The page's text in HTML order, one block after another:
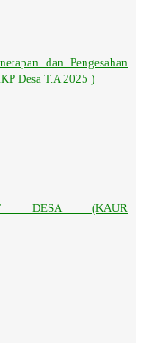
dan Pengesahan
Desa T.A 2025 )
DESA (KAUR